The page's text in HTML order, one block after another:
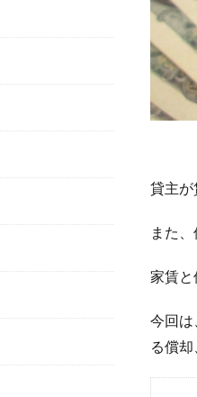
貸主が
また
家賃と
今回は
る償